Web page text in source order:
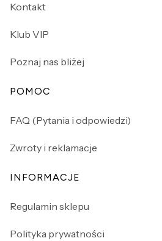
Kontakt
Klub VIP
Poznaj nas bliżej
POMOC
FAQ (Pytania i odpowiedzi)
Zwroty i reklamacje
INFORMACJE
Regulamin sklepu
Polityka prywatności